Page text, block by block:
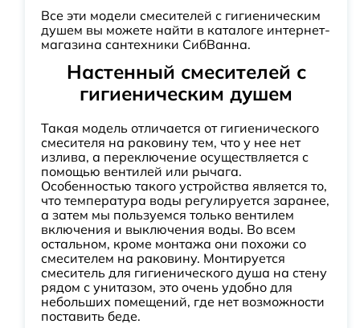
Все эти модели смесителей с гигиеническим
душем вы можете найти в каталоге интернет-
магазина сантехники СибВанна.
Настенный смесителей с
гигиеническим душем
Такая модель отличается от гигиенического
смесителя на раковину тем, что у нее нет
излива, а переключение осуществляется с
помощью вентилей или рычага.
Особенностью такого устройства является то,
что температура воды регулируется заранее,
а затем мы пользуемся только вентилем
включения и выключения воды. Во всем
остальном, кроме монтажа они похожи со
смесителем на раковину. Монтируется
смеситель для гигиенического душа на стену
рядом с унитазом, это очень удобно для
небольших помещений, где нет возможности
поставить беде.